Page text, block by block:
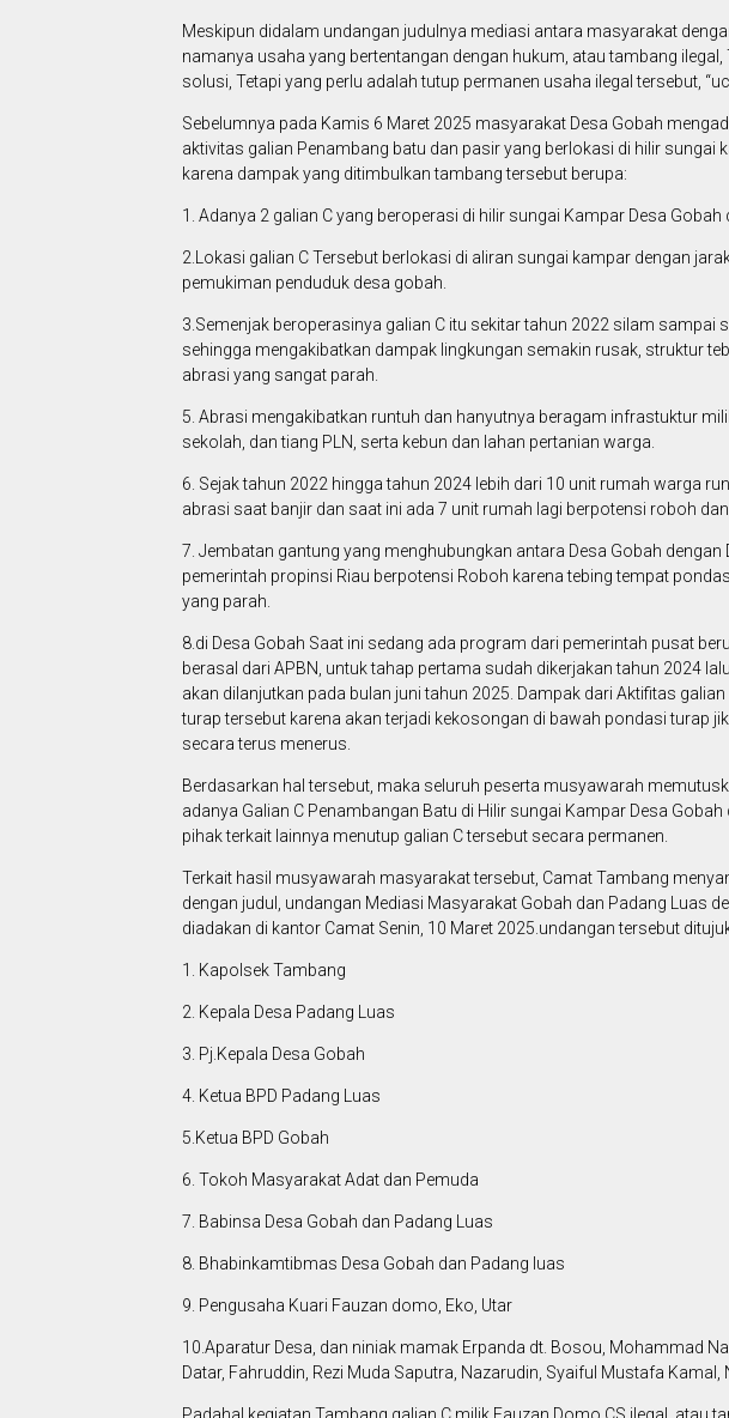
Meskipun didalam undangan judulnya mediasi antara masyarakat
namanya usaha yang bertentangan dengan hukum, atau tambang
solusi, Tetapi yang perlu adalah tutup permanen usaha ilegal tersebut,
Sebelumnya pada Kamis 6 Maret 2025 masyarakat Desa Gobah
aktivitas galian Penambang batu dan pasir yang berlokasi di hilir sungai
karena dampak yang ditimbulkan tambang tersebut berupa:
1. Adanya 2 galian C yang beroperasi di hilir sungai Kampar Desa Gobah
2.Lokasi galian C Tersebut berlokasi di aliran sungai kampar dengan
pemukiman penduduk desa gobah.
3.Semenjak beroperasinya galian C itu sekitar tahun 2022 silam sampai
sehingga mengakibatkan dampak lingkungan semakin rusak, struktur
abrasi yang sangat parah.
5. Abrasi mengakibatkan runtuh dan hanyutnya beragam infrastuktur
sekolah, dan tiang PLN, serta kebun dan lahan pertanian warga.
6. Sejak tahun 2022 hingga tahun 2024 lebih dari 10 unit rumah warga
abrasi saat banjir dan saat ini ada 7 unit rumah lagi berpotensi roboh
7. Jembatan gantung yang menghubungkan antara Desa Gobah
pemerintah propinsi Riau berpotensi Roboh karena tebing tempat
yang parah.
8.di Desa Gobah Saat ini sedang ada program dari pemerintah pusat
berasal dari APBN, untuk tahap pertama sudah dikerjakan tahun 2024
akan dilanjutkan pada bulan juni tahun 2025. Dampak dari Aktifitas
turap tersebut karena akan terjadi kekosongan di bawah pondasi turap
secara terus menerus.
Berdasarkan hal tersebut, maka seluruh peserta musyawarah
adanya Galian C Penambangan Batu di Hilir sungai Kampar Desa
pihak terkait lainnya menutup galian C tersebut secara permanen.
Terkait hasil musyawarah masyarakat tersebut, Camat Tambang
dengan judul, undangan Mediasi Masyarakat Gobah dan Padang Luas
diadakan di kantor Camat Senin, 10 Maret 2025.undangan tersebut
1. Kapolsek Tambang
2. Kepala Desa Padang Luas
3. Pj.Kepala Desa Gobah
4. Ketua BPD Padang Luas
5.Ketua BPD Gobah
6. Tokoh Masyarakat Adat dan Pemuda
7. Babinsa Desa Gobah dan Padang Luas
8. Bhabinkamtibmas Desa Gobah dan Padang luas
9. Pengusaha Kuari Fauzan domo, Eko, Utar
10.Aparatur Desa, dan niniak mamak Erpanda dt. Bosou, Mohammad
Datar, Fahruddin, Rezi Muda Saputra, Nazarudin, Syaiful Mustafa Kamal,
Padahal kegiatan Tambang galian C milik Fauzan Domo CS ilegal, atau